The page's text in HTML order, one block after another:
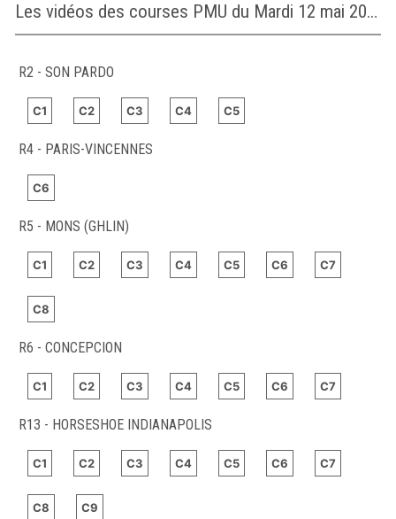
Les vidéos des courses PMU du Mardi 12 mai 2026
R2 - SON PARDO
C1 C2 C3 C4 C5
R4 - PARIS-VINCENNES
C6
R5 - MONS (GHLIN)
C1 C2 C3 C4 C5 C6 C7
C8
R6 - CONCEPCION
C1 C2 C3 C4 C5 C6 C7
R13 - HORSESHOE INDIANAPOLIS
C1 C2 C3 C4 C5 C6 C7
C8 C9